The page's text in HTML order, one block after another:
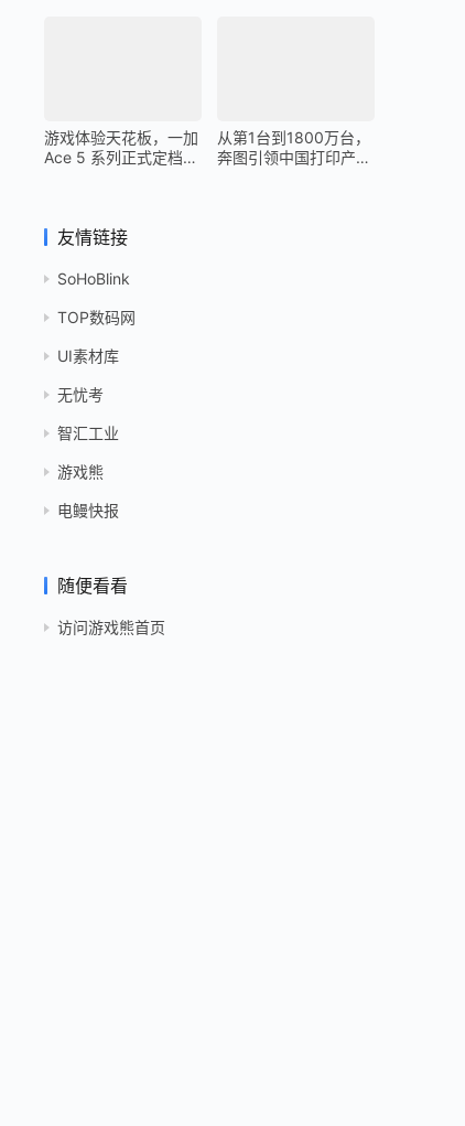
游戏体验天花板，一加
Ace 5 系列正式定档
从第1台到1800万台，
奔图引领中国打印产业
友情链接
SoHoBlink
TOP数码网
UI素材库
无忧考
智汇工业
游戏熊
电鳗快报
随便看看
访问游戏熊首页